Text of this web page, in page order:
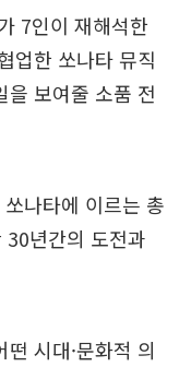
7인이 재해석한
업한 쏘나타 뮤직
을 보여줄 소품 전
나타에 이르는 총
년간의 도전과
시대·문화적 의